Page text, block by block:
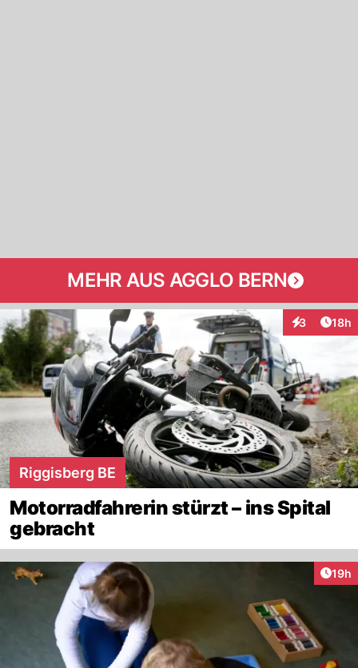
MEHR AUS AGGLO BERN
3
Interaktionen
18h
Riggisberg BE
Motorradfahrerin stürzt – ins Spital
gebracht
19h